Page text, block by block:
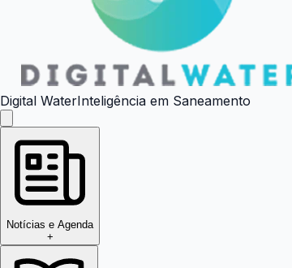
Digital WaterInteligência em Saneamento
Notícias e Agenda
+